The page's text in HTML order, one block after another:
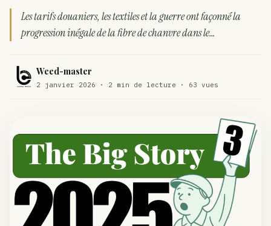
La recette du Space Cake RECETTE
Recette : Préparation du beurre de Marrakech
Comment éviter un joint de partir en cuillère
Étude : L’extrait de cannabis, un traitement efficace
suscite une forte…
ACTU
Les tarifs douaniers, les textiles et la guerre ont façonné la
progression inégale de la fibre de chanvre dans le…
Weed-master
2 janvier 2026 · 2 min de lecture · 63 vues